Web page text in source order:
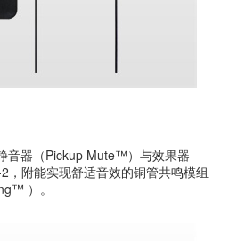
音器（Pickup Mute™）与效果器
，附能实现舒适音效的铜管共鸣模组
）。